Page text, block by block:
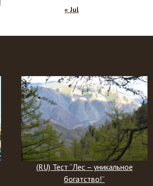
« Jul
(RU) Тест “Что вы знаете об
ирбисе?”